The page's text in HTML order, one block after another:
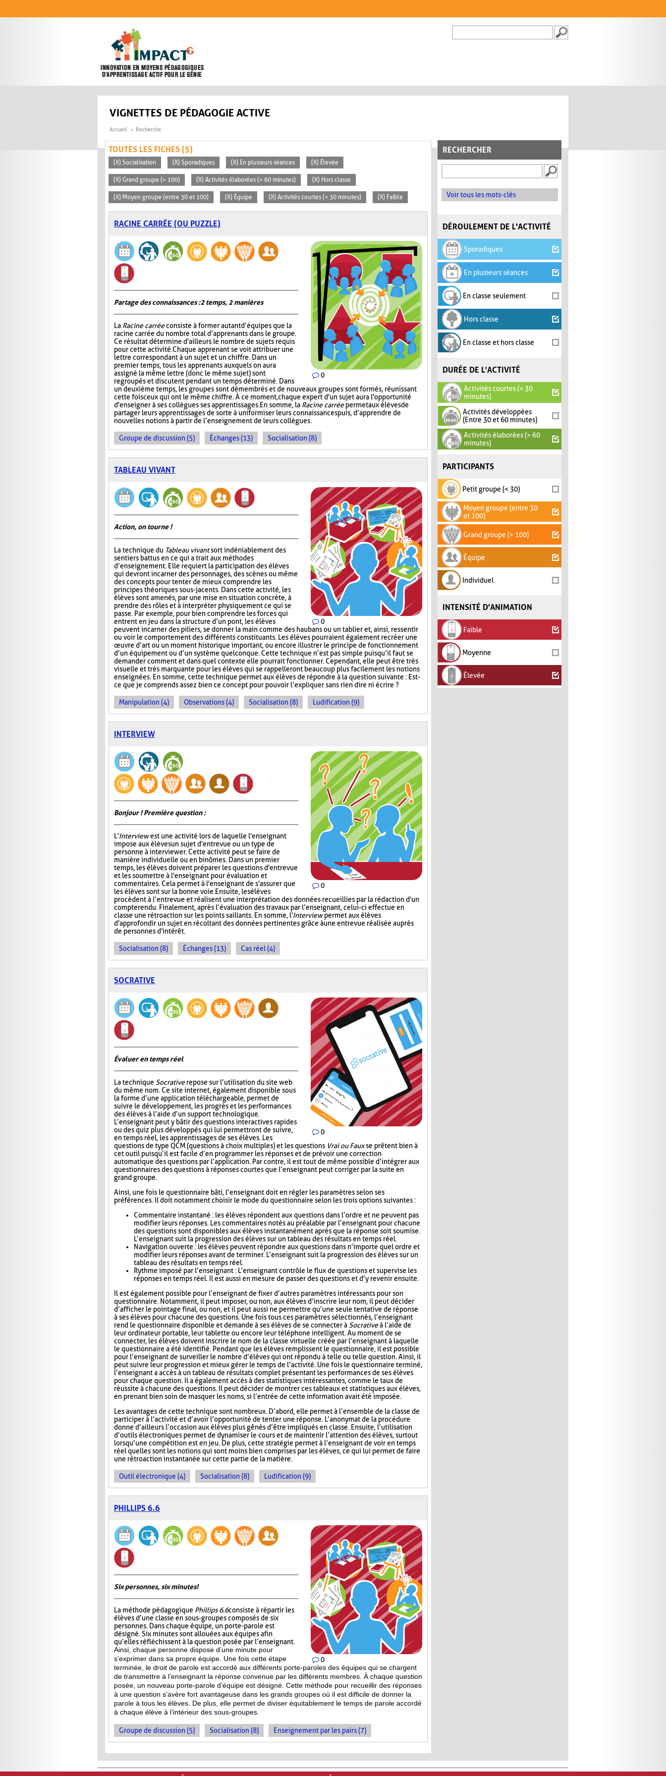
FORMULAIRE DE
VIGNETTES DE PÉDAGOGIE ACTIVE
Accueil Recherche
RECHERCHER
Voir tous les mots-clés
DÉROULEMENT DE L'ACTIVITÉ
Sporadiques
En plusieurs séances
En classe seulement
Hors classe
En classe et hors classe
DURÉE DE L'ACTIVITÉ
Activités courtes (< 30
minutes)
Activités développées
(Entre 30 et 60 minutes)
Activités élaborées (> 60
minutes)
PARTICIPANTS
Petit groupe (< 30)
Moyen groupe (entre 30
et 100)
Grand groupe (> 100)
Équipe
Individuel
INTENSITÉ D'ANIMATION
Faible
Moyenne
Élevée
TOUTES LES FICHES (5)
(X) Socialisation (X) Sporadiques (X) En plusieurs séances (X) Élevée
(X) Grand groupe (> 100) (X) Activités élaborées (> 60 minutes) (X) Hors classe
(X) Moyen groupe (entre 30 et 100) (X) Équipe (X) Activités courtes (< 30 minutes) (X) Faible
RACINE CARRÉE (OU PUZZLE)
0
Partage des connaissances : 2 temps, 2 manières
La Racine carréeconsiste à former autant d’équipes que la
racine carrée du nombre total d’apprenants dans le groupe.
Ce résultat détermine d'ailleurs le nombre de sujets requis
pour cette activité. Chaque apprenant se voit attribuer une
lettre correspondant à un sujet et un chiffre. Dans un
premier temps, tous les apprenants auxquels on aura
assigné la même lettre (donc le même sujet) sont
regroupés et discutent pendant un temps déterminé. Dans
un deuxième temps, les groupes sont démembrés et de nouveaux groupes sont formés, réunissant
cette fois ceux qui ont le même chiffre. À ce moment, chaque expert d'un sujet aura l'opportunité
d'enseigner à ses collègues ses apprentissages. En somme, la Racine carréepermet aux élèves de
partager leurs apprentissages de sorte à uniformiser leurs connaissances puis, d’apprendre de
nouvelles notions à partir de l’enseignement de leurs collègues.
Groupe de discussion (5) Échanges (13) Socialisation (8)
TABLEAU VIVANT
0
Action, on tourne !
La technique du Tableau vivantsort indéniablement des
sentiers battus en ce qui a trait aux méthodes
d’enseignement. Elle requiert la participation des élèves
qui devront incarner des personnages, des scènes ou même
des concepts pour tenter de mieux comprendre les
principes théoriques sous-jacents. Dans cette activité, les
élèves sont amenés, par une mise en situation concrète, à
prendre des rôles et à interpréter physiquement ce qui se
passe. Par exemple, pour bien comprendre les forces qui
entrent en jeu dans la structure d’un pont, les élèves
peuvent incarner des piliers, se donner la main comme des haubans ou un tablier et, ainsi, ressentir
ou voir le comportement des différents constituants. Les élèves pourraient également recréer une
œuvre d’art ou un moment historique important, ou encore illustrer le principe de fonctionnement
d’un équipement ou d’un système quelconque. Cette technique n’est pas simple puisqu’il faut se
demander comment et dans quel contexte elle pourrait fonctionner. Cependant, elle peut être très
visuelle et très marquante pour les élèves qui se rappelleront beaucoup plus facilement les notions
enseignées. En somme, cette technique permet aux élèves de répondre à la question suivante : Est-
ce que je comprends assez bien ce concept pour pouvoir l’expliquer sans rien dire ni écrire ?
Manipulation (4) Observations (4) Socialisation (8) Ludification (9)
INTERVIEW
0
Bonjour ! Première question :
L'Interviewest une activité lors de laquelle l'enseignant
impose aux élèves un sujet d'entrevue ou un type de
personne à interviewer. Cette activité peut se faire de
manière individuelle ou en binômes. Dans un premier
temps, les élèves doivent préparer les questions d'entrevue
et les soumettre à l'enseignant pour évaluation et
commentaires. Cela permet à l'enseignant de s'assurer que
les élèves sont sur la bonne voie. Ensuite, les élèves
procèdent à l’entrevue et réalisent une interprétation des données recueillies par la rédaction d'un
compte rendu. Finalement, après l’évaluation des travaux par l’enseignant, celui-ci effectue en
classe une rétroaction sur les points saillants. En somme, l'Interviewpermet aux élèves
d'approfondir un sujet en récoltant des données pertinentes grâce à une entrevue réalisée auprès
de personnes d'intérêt.
Socialisation (8) Échanges (13) Cas réel (4)
SOCRATIVE
0
Évaluer en temps réel
La technique Socrativerepose sur l’utilisation du site web
du même nom. Ce site internet, également disponible sous
la forme d’une application téléchargeable, permet de
suivre le développement, les progrès et les performances
des élèves à l’aide d’un support technologique.
L’enseignant peut y bâtir des questions interactives rapides
ou des quiz plus développés qui lui permettront de suivre,
en temps réel, les apprentissages de ses élèves. Les
questions de type QCM (questions à choix multiples) et les questions Vrai ou Fauxse prêtent bien à
cet outil puisqu’il est facile d’en programmer les réponses et de prévoir une correction
automatique des questions par l’application. Par contre, il est tout de même possible d’intégrer aux
questionnaires des questions à réponses courtes que l’enseignant peut corriger par la suite en
grand groupe.
Ainsi, une fois le questionnaire bâti, l’enseignant doit en régler les paramètres selon ses
préférences. Il doit notamment choisir le mode du questionnaire selon les trois options suivantes :
Commentaire instantané : les élèves répondent aux questions dans l’ordre et ne peuvent pas
modifier leurs réponses. Les commentaires notés au préalable par l’enseignant pour chacune
des questions sont disponibles aux élèves instantanément après que la réponse soit soumise.
L’enseignant suit la progression des élèves sur un tableau des résultats en temps réel.
Navigation ouverte : les élèves peuvent répondre aux questions dans n’importe quel ordre et
modifier leurs réponses avant de terminer. L’enseignant suit la progression des élèves sur un
tableau des résultats en temps réel.
Rythme imposé par l’enseignant : L’enseignant contrôle le flux de questions et supervise les
réponses en temps réel. Il est aussi en mesure de passer des questions et d’y revenir ensuite.
Il est également possible pour l’enseignant de fixer d’autres paramètres intéressants pour son
questionnaire. Notamment, il peut imposer, ou non, aux élèves d’inscrire leur nom, il peut décider
d’afficher le pointage final, ou non, et il peut aussi ne permettre qu’une seule tentative de réponse
à ses élèves pour chacune des questions. Une fois tous ces paramètres sélectionnés, l’enseignant
rend le questionnaire disponible et demande à ses élèves de se connecter àSocrativeà l’aide de
leur ordinateur portable, leur tablette ou encore leur téléphone intelligent. Au moment de se
connecter, les élèves doivent inscrire le nom de la classe virtuelle créée par l’enseignant à laquelle
le questionnaire a été identifié. Pendant que les élèves remplissent le questionnaire, il est possible
pour l’enseignant de surveiller le nombre d’élèves qui ont répondu à telle ou telle question. Ainsi, il
peut suivre leur progression et mieux gérer le temps de l’activité. Une fois le questionnaire terminé,
l’enseignant a accès à un tableau de résultats complet présentant les performances de ses élèves
pour chaque question. Il a également accès à des statistiques intéressantes, comme le taux de
réussite à chacune des questions. Il peut décider de montrer ces tableaux et statistiques aux élèves,
en prenant bien soin de masquer les noms, si l’entrée de cette information avait été imposée.
Les avantages de cette technique sont nombreux. D’abord, elle permet à l’ensemble de la classe de
participer à l’activité et d’avoir l’opportunité de tenter une réponse. L’anonymat de la procédure
donne d’ailleurs l’occasion aux élèves plus gênés d’être impliqués en classe. Ensuite, l’utilisation
d’outils électroniques permet de dynamiser le cours et de maintenir l’attention des élèves, surtout
lorsqu’une compétition est en jeu. De plus, cette stratégie permet à l’enseignant de voir en temps
réel quelles sont les notions qui sont moins bien comprises par les élèves, ce qui lui permet de faire
une rétroaction instantanée sur cette partie de la matière.
Outil électronique (4) Socialisation (8) Ludification (9)
PHILLIPS 6.6
0
Six personnes, six minutes!
La méthode pédagogique Phillips 6.6consiste à répartir les
élèves d’une classe en sous-groupes composés de six
personnes. Dans chaque équipe, un porte-parole est
désigné. Six minutes sont allouées aux équipes afin
qu’elles réfléchissent à la question posée par l’enseignant.
Ainsi, chaque personne dispose d’une minute pour
s’exprimer dans sa propre équipe. Une fois cette étape
terminée, le droit de parole est accordé aux différents porte-paroles des équipes qui se chargent
de transmettre à l’enseignant la réponse convenue par les différents membres. À chaque question
posée, un nouveau porte-parole d’équipe est désigné. Cette méthode pour recueillir des réponses
à une question s’avère fort avantageuse dans les grands groupes où il est difficile de donner la
parole à tous les élèves. De plus, elle permet de diviser équitablement le temps de parole accordé
à chaque élève à l’intérieur des sous-groupes.
Groupe de discussion (5) Socialisation (8) Enseignement par les pairs (7)